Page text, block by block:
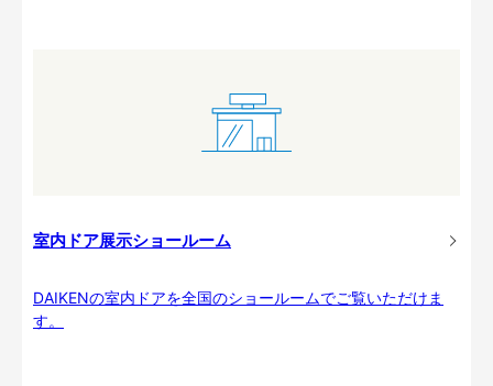
室内ドア展示ショールーム
DAIKENの室内ドアを全国のショールームでご覧いただけま
す。